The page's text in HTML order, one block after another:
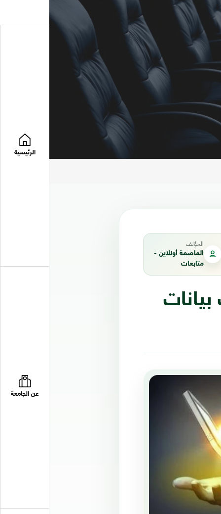
الرئيسية
عن الجامعة
المؤلف
العاصمة أونلاين -
متابعات